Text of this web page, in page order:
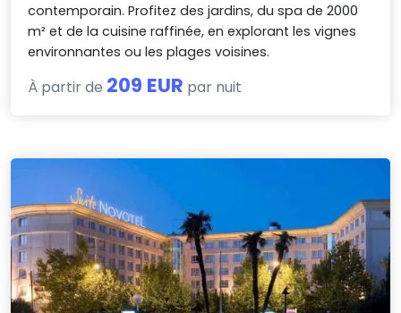
contemporain. Profitez des jardins, du spa de 2000
m² et de la cuisine raffinée, en explorant les vignes
environnantes ou les plages voisines.
À partir de 209 EUR par nuit